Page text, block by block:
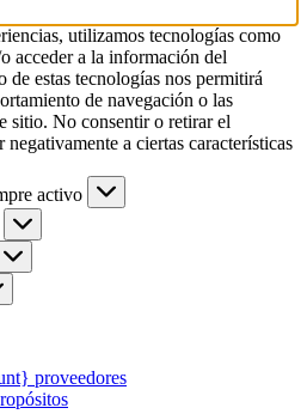
utilizamos tecnologías como
acceder a la información del
estas tecnologías nos permitirá
de navegación o las
sitio. No consentir o retirar el
a ciertas características
activo
proveedores